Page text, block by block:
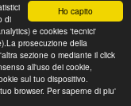
Ho capito
di
e cookies 'tecnici'
prosecuzione della
sezione o mediante il click
all'uso dei cookie,
sul tuo dispositivo.
browser. Per saperne di piu'